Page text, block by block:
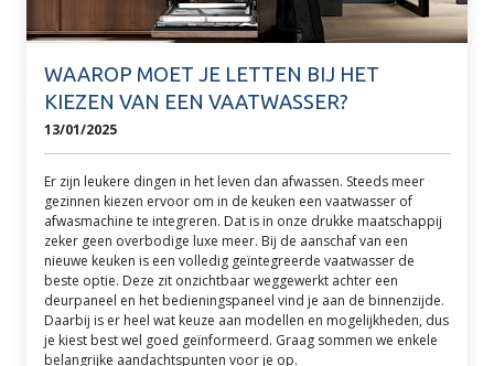
WAAROP MOET JE LETTEN BIJ HET
KIEZEN VAN EEN VAATWASSER?
13/01/2025
Er zijn leukere dingen in het leven dan afwassen. Steeds meer
gezinnen kiezen ervoor om in de keuken een vaatwasser of
afwasmachine te integreren. Dat is in onze drukke maatschappij
zeker geen overbodige luxe meer. Bij de aanschaf van een
nieuwe keuken is een volledig geïntegreerde vaatwasser de
beste optie. Deze zit onzichtbaar weggewerkt achter een
deurpaneel en het bedieningspaneel vind je aan de binnenzijde.
Daarbij is er heel wat keuze aan modellen en mogelijkheden, dus
je kiest best wel goed geïnformeerd. Graag sommen we enkele
belangrijke aandachtspunten voor je op.